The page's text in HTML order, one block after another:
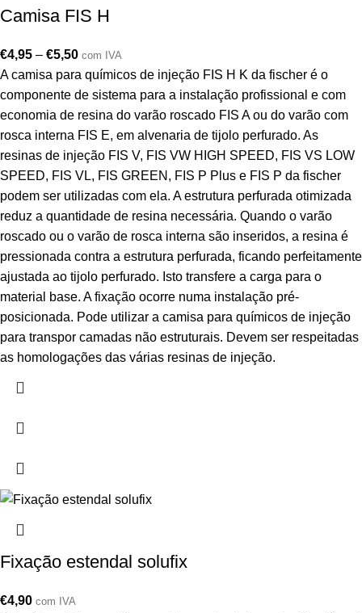
Camisa FIS H
€4,95 – €5,50 com IVA
A camisa para químicos de injeção FIS H K da fischer é o
componente de sistema para a instalação profissional e com
economia de resina do varão roscado FIS A ou do varão com
rosca interna FIS E, em alvenaria de tijolo perfurado. As
resinas de injeção FIS V, FIS VW HIGH SPEED, FIS VS LOW
SPEED, FIS VL, FIS GREEN, FIS P Plus e FIS P da fischer
podem ser utilizadas com ela. A estrutura perfurada otimizada
reduz a quantidade de resina necessária. Quando o varão
roscado ou o varão de rosca interna são inseridos, a resina é
pressionada contra a estrutura perfurada, ficando perfeitamente
ajustada ao tijolo perfurado. Isto transfere a carga para o
material base. A fixação ocorre numa instalação pré-
posicionada. Pode utilizar a camisa para químicos de injeção
para transpor camadas não estruturais. Devem ser respeitadas
as homologações das várias resinas de injeção.
Fixação estendal solufix
€4,90 com IVA